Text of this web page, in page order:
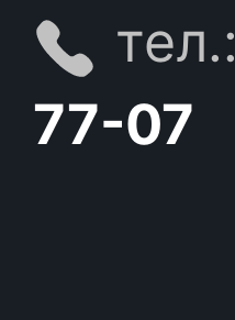
тел.:
77-07